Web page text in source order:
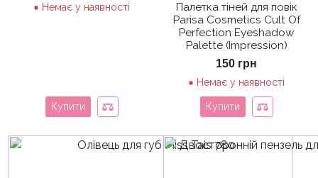
Немає у наявності
Купити
Палетка тіней для повік
Parisa Cosmetics Cult Of
Perfection Eyeshadow
Palette (Impression)
150 грн
Немає у наявності
Купити